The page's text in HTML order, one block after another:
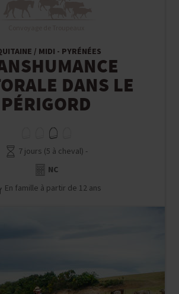
/ MIDI - PYRÉNÉES
DANS LE
PÉRIGORD
7 jours (5 à cheval) -
NC
En famille à partir de 12 ans